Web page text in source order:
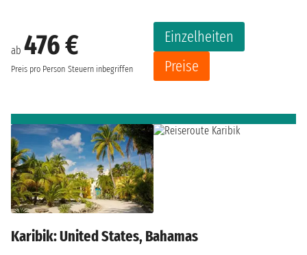
ab 476 €
Preis pro Person Steuern inbegriffen
Einzelheiten
Preise
Karibik: United States, Bahamas